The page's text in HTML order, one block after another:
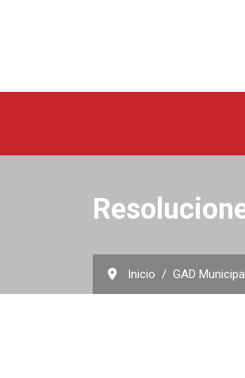
Inicio GAD